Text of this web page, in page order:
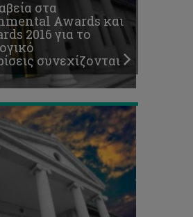
στα
Awards και
2016 για το
συνεχίζονται